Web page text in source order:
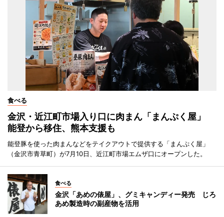
食べる
金沢・近江町市場入り口に肉まん「まんぷく屋」
能登から移住、熊本支援も
能登豚を使った肉まんなどをテイクアウトで提供する「まんぷく屋」
（金沢市青草町）が7月10日、近江町市場エムザ口にオープンした。
食べる
金沢「あめの俵屋」、グミキャンディー発売 じろ
あめ製造時の副産物を活用